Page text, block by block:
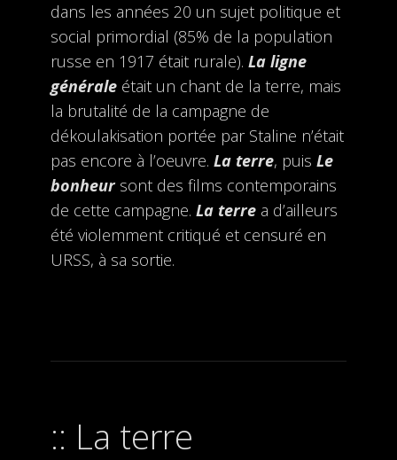
dans les années 20 un sujet politique et
social primordial (85% de la population
russe en 1917 était rurale). La ligne
généraleétait un chant de la terre, mais
la brutalité de la campagne de
dékoulakisation portée par Staline n’était
pas encore à l’oeuvre. La terre, puis Le
bonheur sont des films contemporains
de cette campagne. La terrea d’ailleurs
été violemment critiqué et censuré en
URSS, à sa sortie.
La terre